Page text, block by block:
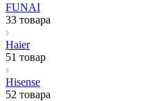
FUNAI
33 товара
Haier
51 товар
Hisense
52 товара